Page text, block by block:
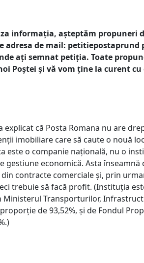
informația, așteptăm propuneri
adresa de mail: petitiepostaprund
ați semnat petiția. Toate
Poștei și vă vom ține la curent cu
explicat că Posta Romana nu are
imobiliare care să caute o nouă
este o companie națională, nu o
gestiune economică. Asta înseamnă
contracte comerciale și, prin
trebuie să facă profit. (Instituția
Ministerul Transporturilor,
de 93,52%, și de Fondul